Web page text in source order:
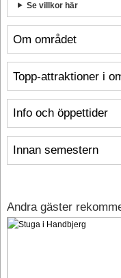
Om området
Info och öppettider
Innan semestern
Se villkor här
Topp-attraktioner i
Andra gäster